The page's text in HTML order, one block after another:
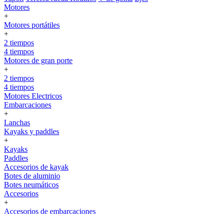
Motores
+
Motores portátiles
+
2 tiempos
4 tiempos
Motores de gran porte
+
2 tiempos
4 tiempos
Motores Electricos
Embarcaciones
+
Lanchas
Kayaks y paddles
+
Kayaks
Paddles
Accesorios de kayak
Botes de aluminio
Botes neumáticos
Accesorios
+
Accesorios de embarcaciones